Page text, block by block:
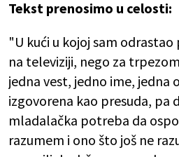
Tekst prenosimo u celosti:
"U kući u kojoj sam
na televiziji, nego za
jedna vest, jedno ime, jedna
izgovorena kao presuda, pa
mladalačka potreba da
razumem i ono što još ne